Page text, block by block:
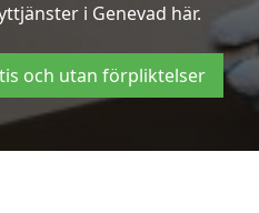
i Genevad här.
och utan förpliktelser